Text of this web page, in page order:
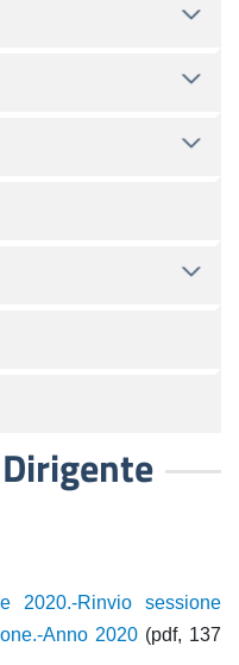
2020.-Rinvio sessione
Anno 2020 (pdf, 137